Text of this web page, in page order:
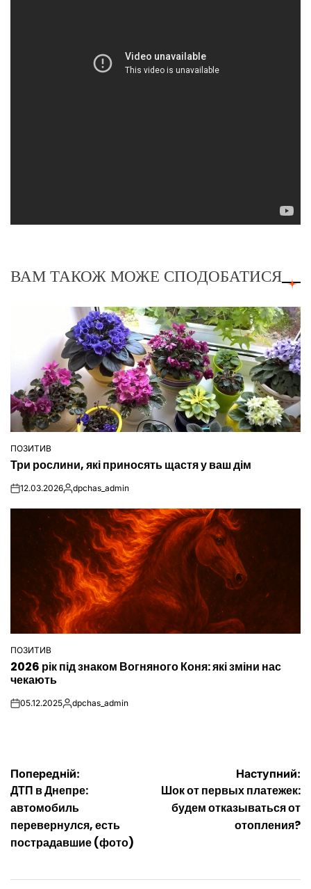
ВАМ ТАКОЖ МОЖЕ СПОДОБАТИСЯ
ОПУБЛІКУВАТИ
ПОЗИТИВ
Три рослини, які приносять щастя у ваш дім
on12.03.2026Опубліковано
dpchas_admin
ОПУБЛІКУВАТИ
У
ПОЗИТИВ
2026 рік під знаком Вогняного Коня: які зміни нас
чекають
on05.12.2025Опубліковано
dpchas_admin
Навігація
записів
Попередній:
ДТП в Днепре:
автомобиль
перевернулся, есть
пострадавшие (фото)
Наступний:
Шок от первых платежек:
будем отказываться от
отопления?